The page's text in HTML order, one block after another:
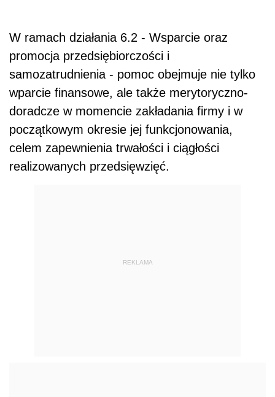
W ramach działania 6.2 - Wsparcie oraz
promocja przedsiębiorczości i
samozatrudnienia - pomoc obejmuje nie tylko
wparcie finansowe, ale także merytoryczno-
doradcze w momencie zakładania firmy i w
początkowym okresie jej funkcjonowania,
celem zapewnienia trwałości i ciągłości
realizowanych przedsięwzięć.
REKLAMA